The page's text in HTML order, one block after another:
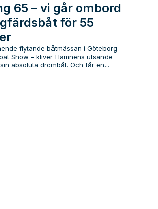
65 – vi går ombord
för 55
flytande båtmässan i Göteborg –
Show – kliver Hamnens utsände
absoluta drömbåt. Och får en...